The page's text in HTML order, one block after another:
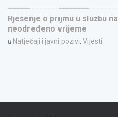
Rješenje o prijmu u službu na
neodređeno vrijeme
u Natječaji i javni pozivi, Vijesti